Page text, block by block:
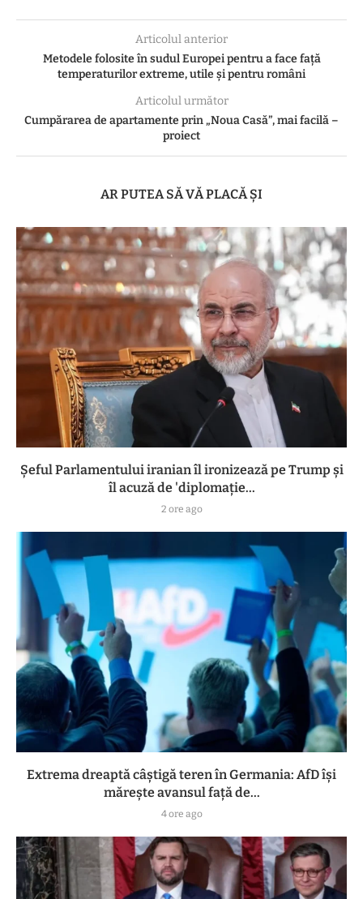
Articolul anterior
Metodele folosite în sudul Europei pentru a face față
temperaturilor extreme, utile și pentru români
Articolul următor
Cumpărarea de apartamente prin „Noua Casă”, mai facilă –
proiect
AR PUTEA SĂ VĂ PLACĂ ȘI
Șeful Parlamentului iranian îl ironizează pe Trump și
îl acuză de 'diplomație...
2 ore ago
Extrema dreaptă câștigă teren în Germania: AfD își
mărește avansul față de...
4 ore ago